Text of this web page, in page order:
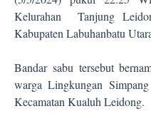
Kelurahan Tanjung
Kabupaten Labuhanbatu
Bandar sabu tersebut
warga Lingkungan
Kecamatan Kualuh Leidong.